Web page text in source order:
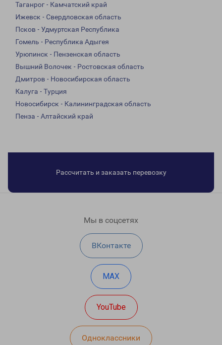
Таганрог - Камчатский край
Ижевск - Свердловская область
Псков - Удмуртская Республика
Гомель - Республика Адыгея
Урюпинск - Пензенская область
Вышний Волочек - Ростовская область
Дмитров - Новосибирская область
Калуга - Турция
Новосибирск - Калининградская область
Пенза - Алтайский край
Рассчитать и заказать перевозку
Мы в соцсетях
ВКонтакте
MAX
YouTube
Одноклассники